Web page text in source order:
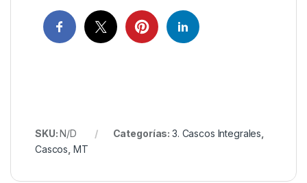
SKU:N/D Categorías: 3. Cascos Integrales
Cascos MT